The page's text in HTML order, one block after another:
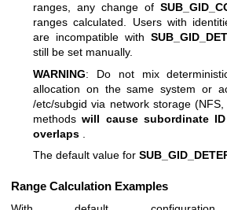
ranges, any change of
ranges calculated. Users with
are incompatible with
still be set manually.
WARNING: Do not mix
allocation on the same system or
/etc/subgid via network storage
methodswill cause subordinate
overlaps
The default value for
Range Calculation Examples